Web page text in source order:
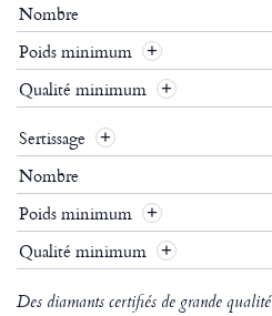
Nombre
Poids minimum
Qualité minimum
Sertissage
Nombre
Poids minimum
Qualité minimum
Des diamants certifiés de grande qualité